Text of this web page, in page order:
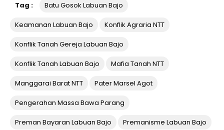
Tag : Batu Gosok Labuan Bajo
Keamanan Labuan Bajo Konflik Agraria NTT
Konflik Tanah Gereja Labuan Bajo
Konflik Tanah Labuan Bajo Mafia Tanah NTT
Manggarai Barat NTT Pater Marsel Agot
Pengerahan Massa Bawa Parang
Preman Bayaran Labuan Bajo Premanisme Labuan Bajo